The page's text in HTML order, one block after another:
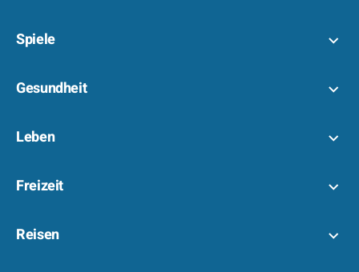
Spiele
Gesundheit
Leben
Freizeit
Reisen